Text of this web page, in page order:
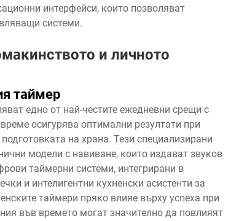
интерфейси, които позволяват
системи.
и личното
таймер
едно от най-честите ежедневни срещи с
осигурява оптимални резултати при
на храна. Тези специализирани
модели с навиване, които издават звуков
таймерни системи, интегрирани в
и интелигентни кухненски асистенти за
таймери пряко влияе върху успеха при
във времето могат значително да повлияят